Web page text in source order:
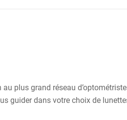
au plus grand réseau
guider dans votre choix de